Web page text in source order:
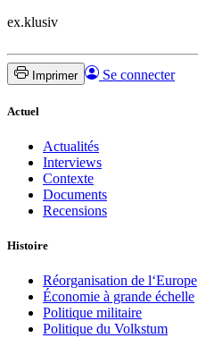
ex.klusiv
Imprimer Se connecter
Actuel
Actualités
Interviews
Contexte
Documents
Recensions
Histoire
Réorganisation de l‘Europe
Économie à grande échelle
Politique militaire
Politique du Volkstum